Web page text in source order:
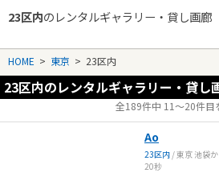
23区内のレンタルギャラリー・貸し画廊
Rental Gallery jp
HOME > 東京 > 23区内
23区内のレンタルギャラリー・貸し
全189件中 11〜20件目
Ao
23区内 / 東京 池袋
20秒